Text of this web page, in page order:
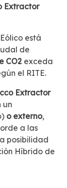
Extractor
está
de
CO2 exceda
el RITE.
Extractor
un
o externo,
a las
posibilidad
Híbrido de